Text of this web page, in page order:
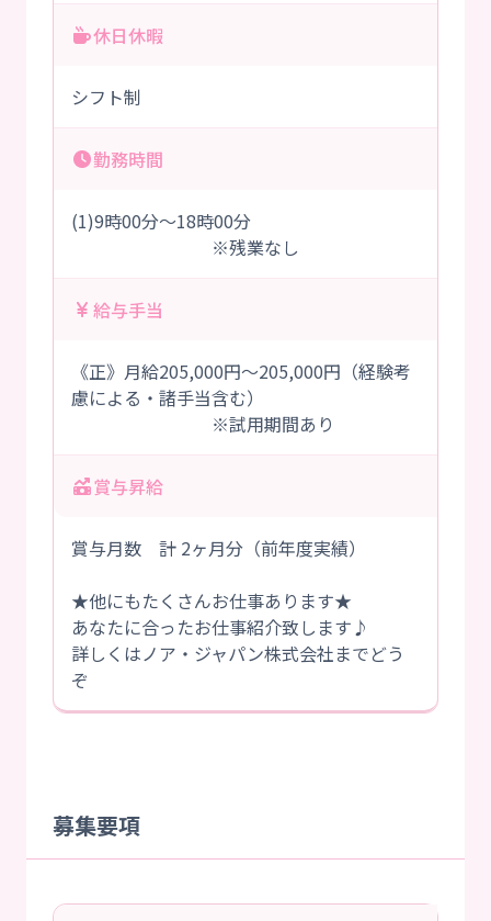
休日休暇
シフト制
勤務時間
(1)9時00分～18時00分
※残業なし
給与手当
《正》月給205,000円～205,000円（経験考
慮による・諸手当含む）
※試用期間あり
賞与昇給
賞与月数 計 2ヶ月分（前年度実績）
★他にもたくさんお仕事あります★
あなたに合ったお仕事紹介致します♪
詳しくはノア・ジャパン株式会社までどう
ぞ
募集要項